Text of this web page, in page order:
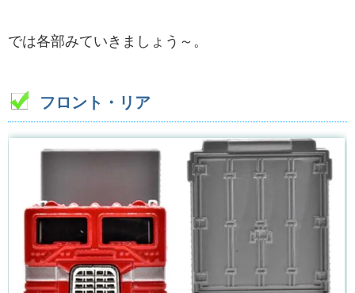
では各部みていきましょう～。
フロント・リア